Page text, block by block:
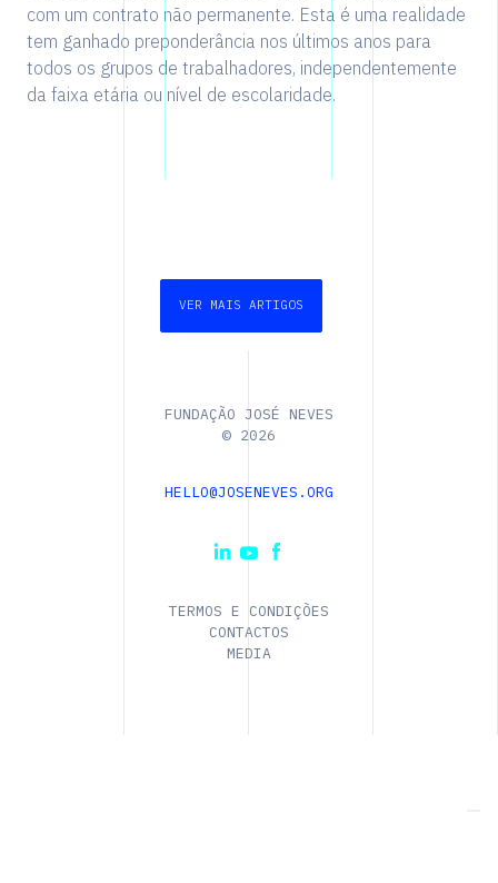
com um contrato não permanente. Esta é uma realidade
tem ganhado preponderância nos últimos anos para
todos os grupos de trabalhadores, independentemente
da faixa etária ou nível de escolaridade.
VER MAIS ARTIGOS
FUNDAÇÃO JOSÉ NEVES
© 2026
HELLO@JOSENEVES.ORG
TERMOS E CONDIÇÕES
CONTACTOS
MEDIA